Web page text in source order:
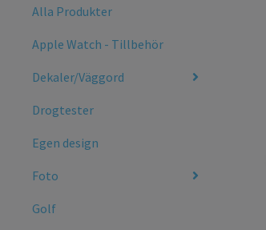
Alla Produkter
Apple Watch - Tillbehör
Dekaler/Väggord
Drogtester
Egen design
Foto
Golf